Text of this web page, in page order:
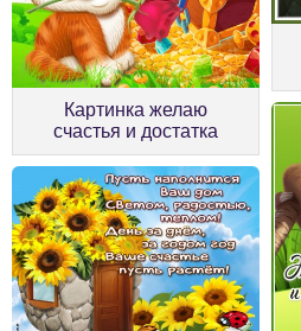
Картинка желаю
счастья и достатка